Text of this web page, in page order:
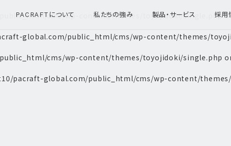
PACRAFTについて 私たちの強み 製品・サービス 採用
cms/wp-content/themes/toyojidoki/single.php
global.com/public_html/cms/wp-content/themes/
cms/wp-content/themes/toyojidoki/single.php
pacraft-global.com/public_html/cms/wp-content/